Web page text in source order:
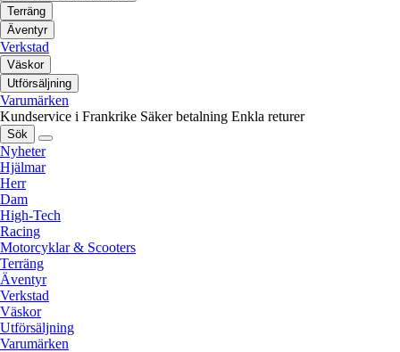
Terräng
Äventyr
Verkstad
Väskor
Utförsäljning
Varumärken
Kundservice i Frankrike Säker betalning Enkla returer
Sök
Nyheter
Hjälmar
Herr
Dam
High-Tech
Racing
Motorcyklar & Scooters
Terräng
Äventyr
Verkstad
Väskor
Utförsäljning
Varumärken